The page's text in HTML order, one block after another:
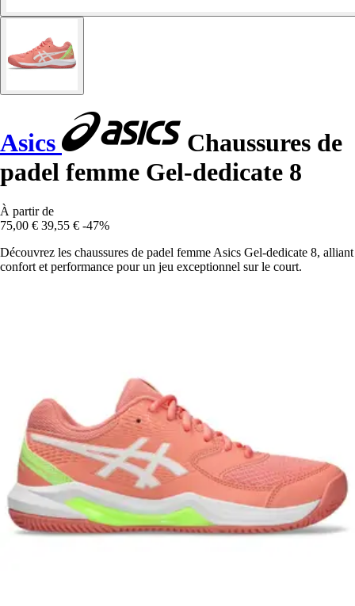
Asics
Chaussures de
padel femme Gel-dedicate 8
À partir de
75,00 € 39,55 € -47%
Découvrez les chaussures de padel femme Asics Gel-dedicate 8, alliant
confort et performance pour un jeu exceptionnel sur le court.